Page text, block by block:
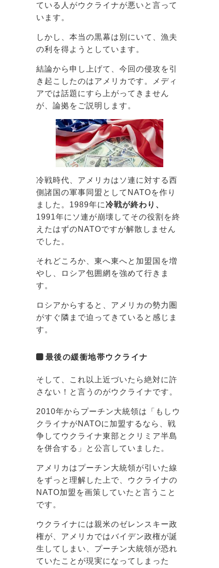
ている人がウクライナが悪いと言って
います。
しかし、本当の黒幕は別にいて、漁夫
の利を得ようとしています。
結論から申し上げて、今回の侵攻を引
き起こしたのはアメリカです。メディ
アでは話題にすら上がってきません
が、論拠をご説明します。
冷戦時代、アメリカはソ連に対する西
側諸国の軍事同盟としてNATOを作り
ました。1989年に冷戦が終わり、
1991年にソ連が崩壊してその役割を終
えたはずのNATOですが解散しません
でした。
それどころか、東へ東へと加盟国を増
やし、ロシア包囲網を強めて行きま
す。
ロシアからすると、アメリカの勢力圏
がすぐ隣まで迫ってきていると感じま
す。
最後の緩衝地帯ウクライナ
そして、これ以上近づいたら絶対に許
さない！と言うのがウクライナです。
2010年からプーチン大統領は「もしウ
クライナがNATOに加盟するなら、戦
争してウクライナ東部とクリミア半島
を併合する」と公言していました。
アメリカはプーチン大統領が引いた線
をずっと理解した上で、ウクライナの
NATO加盟を画策していたと言うこと
です。
ウクライナには親米のゼレンスキー政
権が、アメリカではバイデン政権が誕
生してしまい、プーチン大統領が恐れ
ていたことが現実になってしまった